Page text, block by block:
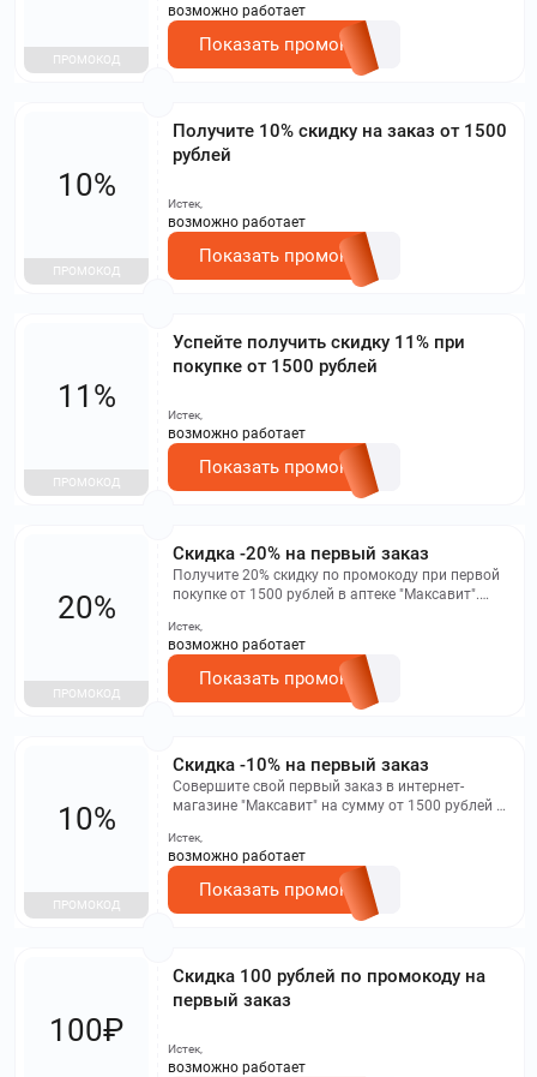
ПРОМОКОД
возможно работает
Показать промокод
Получите 10% скидку на заказ от 1500
рублей
10%
ПРОМОКОД
Истек,
возможно работает
Показать промокод
Успейте получить скидку 11% при
покупке от 1500 рублей
11%
ПРОМОКОД
Истек,
возможно работает
Показать промокод
Скидка -20% на первый заказ
Получите 20% скидку по промокоду при первой
покупке от 1500 рублей в аптеке "Максавит".
распространяется на товары по акции или с
максимальной скидкой.
20%
ПРОМОКОД
Истек,
возможно работает
Показать промокод
Скидка -10% на первый заказ
Совершите свой первый заказ в интернет-
магазине "Максавит" на сумму от 1500 рублей и
промокода. Это позволит вам сэкономить до
200 рублей.
10%
ПРОМОКОД
Истек,
возможно работает
Показать промокод
Скидка 100 рублей по промокоду на
первый заказ
100₽
Истек,
возможно работает